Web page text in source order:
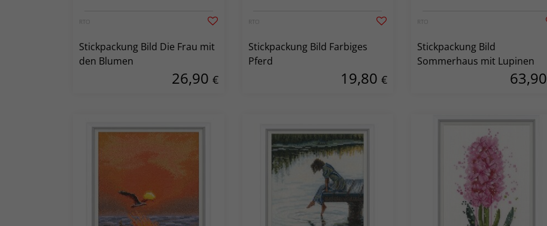
RTO
Stickpackung Bild Die Frau mit
den Blumen
26,90 €
RTO
Stickpackung Bild Farbiges
Pferd
19,80 €
RTO
Stickpackung Bild
Sommerhaus mit Lupinen
63,90